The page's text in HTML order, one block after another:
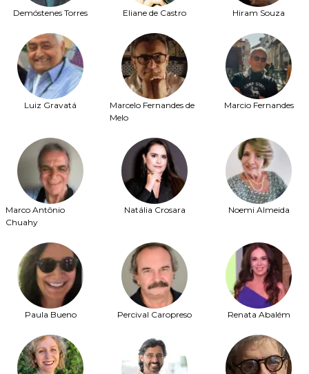
Demóstenes Torres Eliane de Castro Hiram Souza
Luiz Gravatá
Marcelo Fernandes de
Melo
Marcio Fernandes
Marco Antônio
Chuahy
Natália Crosara Noemi Almeida
Paula Bueno Percival Caropreso Renata Abalém